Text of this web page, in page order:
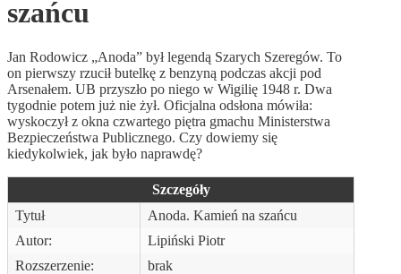
szańcu
Jan Rodowicz „Anoda” był legendą Szarych Szeregów. To
on pierwszy rzucił butelkę z benzyną podczas akcji pod
Arsenałem. UB przyszło po niego w Wigilię 1948 r. Dwa
tygodnie potem już nie żył. Oficjalna odsłona mówiła:
wyskoczył z okna czwartego piętra gmachu Ministerstwa
Bezpieczeństwa Publicznego. Czy dowiemy się
kiedykolwiek, jak było naprawdę?
Szczegóły
Tytuł
Anoda. Kamień na szańcu
Autor:
Lipiński Piotr
Rozszerzenie:
brak